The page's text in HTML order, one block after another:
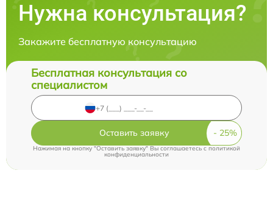
Нужна консультация?
Закажите бесплатную консультацию
Бесплатная консультация со
специалистом
Оставить заявку
Нажимая на кнопку "Оставить заявку" Вы соглашаетесь c политикой
конфиденциальности